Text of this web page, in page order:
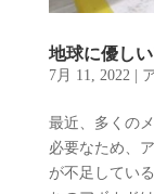
地球に優しい
7月 11, 2022|
最近、多くの
必要なため、
が不足してい